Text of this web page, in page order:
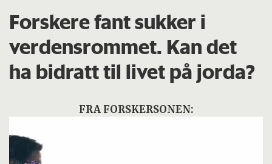
Forskere fant sukker i
verdensrommet. Kan det
ha bidratt til livet på jorda?
FRA FORSKERSONEN: